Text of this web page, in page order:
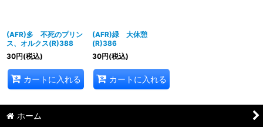
(AFR)多 不死のプリン
ス、オルクス(R)388
30円(税込)
カートに入れる
(AFR)緑 大休憩
(R)386
30円(税込)
カートに入れる
ホーム